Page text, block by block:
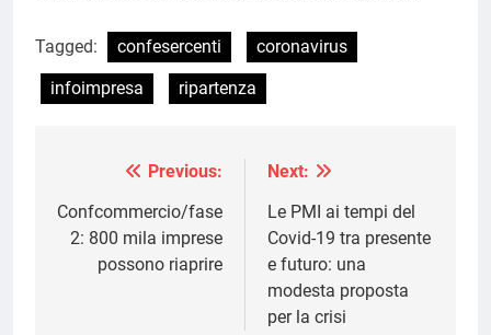
Tagged: confesercenti
coronavirus
infoimpresa
ripartenza
Navigazione
articoli
Previous:
Confcommercio/fase
2: ​​​​​​​800 mila imprese
possono riaprire
Next:
Le PMI ai tempi del
Covid-19 tra presente
e futuro: una
modesta proposta
per la crisi